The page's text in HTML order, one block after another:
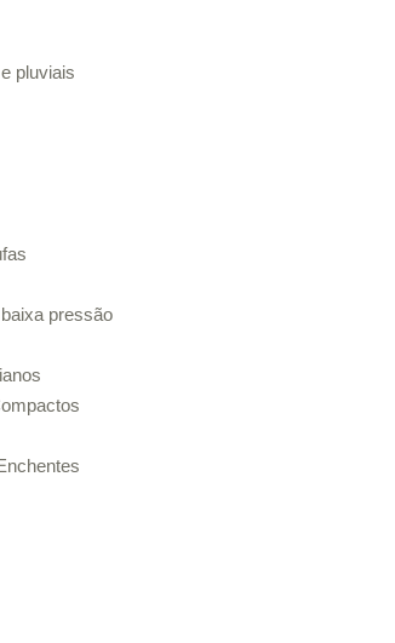
pluviais
pressão